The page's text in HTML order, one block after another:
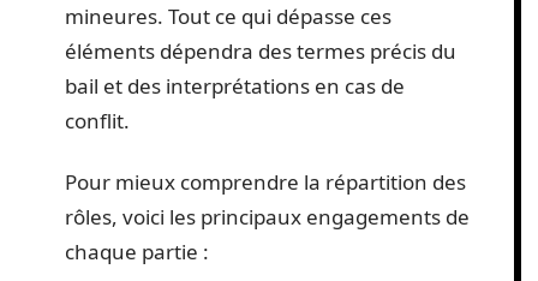
mineures. Tout ce qui dépasse ces
éléments dépendra des termes précis du
bail et des interprétations en cas de
conflit.
Pour mieux comprendre la répartition des
rôles, voici les principaux engagements de
chaque partie :